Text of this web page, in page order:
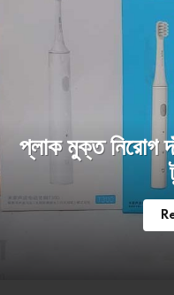
প্লাক মুক্ত নিরোগ